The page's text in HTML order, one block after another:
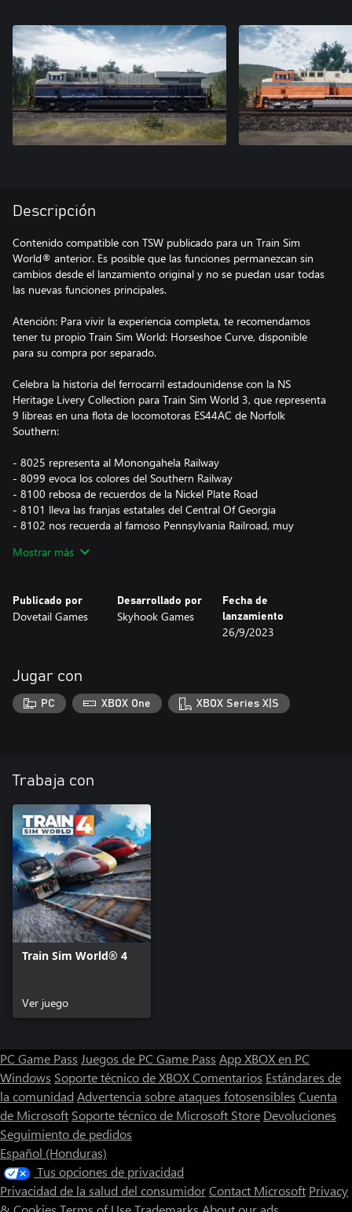
Descripción
Contenido compatible con TSW publicado para un Train Sim
World® anterior. Es posible que las funciones permanezcan sin
cambios desde el lanzamiento original y no se puedan usar todas
las nuevas funciones principales.
Atención: Para vivir la experiencia completa, te recomendamos
tener tu propio Train Sim World: Horseshoe Curve, disponible
para su compra por separado.
Celebra la historia del ferrocarril estadounidense con la NS
Heritage Livery Collection para Train Sim World 3, que representa
9 libreas en una flota de locomotoras ES44AC de Norfolk
Southern:
- 8025 representa al Monongahela Railway
- 8099 evoca los colores del Southern Railway
- 8100 rebosa de recuerdos de la Nickel Plate Road
- 8101 lleva las franjas estatales del Central Of Georgia
- 8102 nos recuerda al famoso Pennsylvania Railroad, muy
- 8103 es grande, llamativo y azul con su librea de Norfolk &
Valley
- 8105 nos evoca al Interstate Railroad
- 8114 nos regresa a las vías locales con la librea original del
Usa estas libreas en una selección de escenarios nuevos y en el
modo Horario en Horseshoe Curve.
Mostrar más
Publicado por
Dovetail Games
Desarrollado por
Skyhook Games
Fecha de
lanzamiento
26/9/2023
Jugar con
PC XBOX One XBOX Series X|S
Trabaja con
Train Sim World® 4
Ver juego
PC Game Pass Juegos de PC Game Pass App XBOX en PC
Windows Soporte técnico de XBOXComentarios Estándares de
la comunidad Advertencia sobre ataques fotosensibles Cuenta
de Microsoft Soporte técnico de Microsoft Store Devoluciones
Seguimiento de pedidos
Español (Honduras)
Tus opciones de privacidad
Privacidad de la salud del consumidorContact Microsoft Privacy